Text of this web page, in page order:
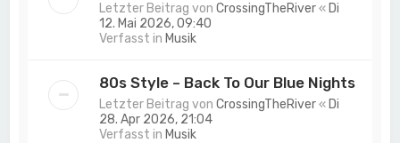
Letzter Beitrag vonCrossingTheRiver« Di
12. Mai 2026, 09:40
Verfasst in Musik
80s Style – Back To Our Blue Nights
Letzter Beitrag vonCrossingTheRiver« Di
28. Apr 2026, 21:04
Verfasst in Musik